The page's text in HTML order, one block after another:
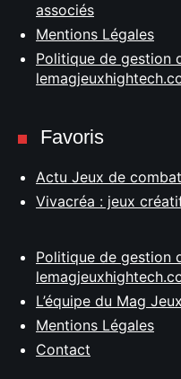
associés
Mentions Légales
Politique de gestion
Favoris
Actu Jeux de
Vivacréa : jeux
Politique de gestion
L’équipe du Mag
Mentions Légales
Contact